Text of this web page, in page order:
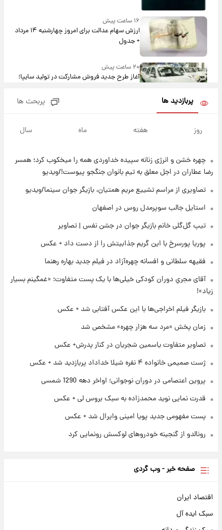
۱۶ ساعت پیش
ارزش سهام عدالت برای امروز چهارشنبه ۱۴ مرداد
+ جدول
۲۰ ساعت پیش
آغاز طرح جدید فروش مشارکت در تولید سایپا؛
سود مشارکت چند درصد است؟
۲۱ ساعت پیش
کار استقلال و رامین رضاییان رسما تمام شد +
۲۲ ساعت پیش
مذاق رضاییان خوش نیامد+عکس
پروین اعتصامی در دوران نوجوانی؛ اواخر دهه
قدرت‌نمایی نظامی چین؛ بمب‌افکن حامل موشک
۲۳ ساعت پیش
کرد
پربازدید ها پربحث ها
روز هفته ماه سال
چهره خشن و انرژی زنانه سپیده خداوردی همه را میخکوب کرد؛ همسر
رضا عطاران در اجل معلق به تیم بانوان جنگجو پیوست!/ویدیو
تصاویری از مراسم تشییع مریم همتیان، بازیگر جوان سینما/ویدیو
استایل جالب سوپرمدل روس در اصفهان
تیپ گل‌گلی خانم بازیگر جوان در جشن نفس | تصاویر
پوریا پورسرخ با این گریم جذابیتش را از دست داد + عکس
فقیهه سلطانی و افسانه چهره‌آزاد در فیلم جدید بهاره رهنما
آقای مجریِ دوران کودکی خیلی‌ها با یک پست متفاوت؛ «غمگینم بسیار
زیاد»!
بازیگر فیلم اخراجی‌ها با این عکس آفتابی شد + عکس
زمان پخش «مرد سه هزار چهره» مشخص شد
تصاویر متفاوت یاسمین شجریان در کنار پدرش+ عکس
ژست صمیمی خانواده ۴ نفره شیلا خداداد پربازدید شد + عکس
پروین اعتصامی در دوران نوجوانی؛ اواخر دهه 1290 شمسی
قدرت نمایی نوید محمدزاده به سبک بروس لی + عکس
پست مفهومی جدید پویا امینی وایرال شد + عکس
رونالدو از گنجینه خودروهای لوکسش رونمایی کرد
صفحه خبر - وب گردی
اقتصاد ایران
سبک ایده آل